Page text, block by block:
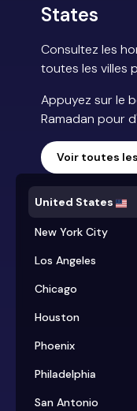
States
Consultez les
toutes les villes
Appuyez sur le
Ramadan pour
Voir toutes
United States
New York City
Los Angeles
Chicago
Houston
Phoenix
Philadelphia
San Antonio